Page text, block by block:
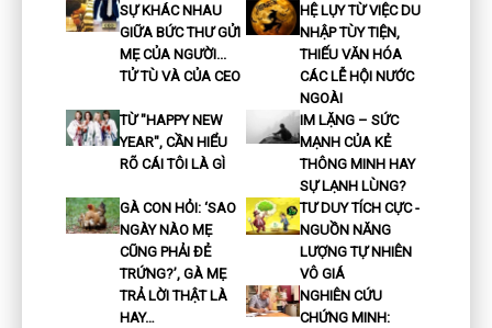
SỰ KHÁC NHAU
GIỮA BỨC THƯ GỬI
MẸ CỦA NGƯỜI...
TỬ TÙ VÀ CỦA CEO
HỆ LỤY TỪ VIỆC DU
NHẬP TÙY TIỆN,
THIẾU VĂN HÓA
CÁC LỄ HỘI NƯỚC
NGOÀI
TỪ "HAPPY NEW
YEAR", CẦN HIỂU
RÕ CÁI TÔI LÀ GÌ
IM LẶNG – SỨC
MẠNH CỦA KẺ
THÔNG MINH HAY
SỰ LẠNH LÙNG?
GÀ CON HỎI: ‘SAO
NGÀY NÀO MẸ
CŨNG PHẢI ĐẺ
TRỨNG?’, GÀ MẸ
TRẢ LỜI THẬT LÀ
HAY…
TƯ DUY TÍCH CỰC -
NGUỒN NĂNG
LƯỢNG TỰ NHIÊN
VÔ GIÁ
NGHIÊN CỨU
CHỨNG MINH: